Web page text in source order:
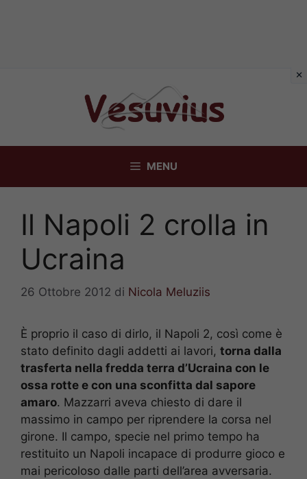
MENU
Il Napoli 2 crolla in
Ucraina
26 Ottobre 2012 di Nicola Meluziis
È proprio il caso di dirlo, il Napoli 2, così come è
stato definito dagli addetti ai lavori, torna dalla
trasferta nella fredda terra d’Ucraina con le
ossa rotte e con una sconfitta dal sapore
amaro. Mazzarri aveva chiesto di dare il
massimo in campo per riprendere la corsa nel
girone. Il campo, specie nel primo tempo ha
restituito un Napoli incapace di produrre gioco e
mai pericoloso dalle parti dell’area avversaria.